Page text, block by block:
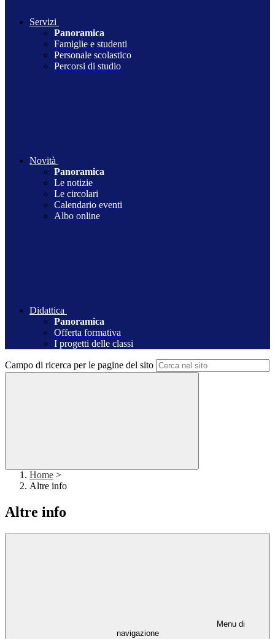
Servizi
Panoramica
Famiglie e studenti
Personale scolastico
Percorsi di studio
Novità
Panoramica
Le notizie
Le circolari
Calendario eventi
Albo online
Didattica
Panoramica
Offerta formativa
I progetti delle classi
Campo di ricerca per le pagine del sito
Home >
Altre info
Altre info
Menu di
navigazione